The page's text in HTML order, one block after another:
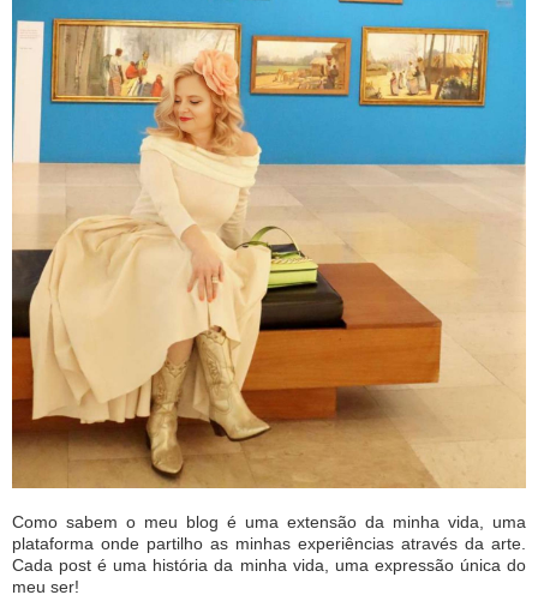
Como sabem o meu blog é uma extensão da minha vida, uma
plataforma onde partilho as minhas experiências através da arte.
Cada post é uma história da minha vida, uma expressão única do
meu ser!